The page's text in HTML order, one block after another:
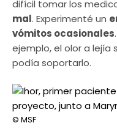
difícil tomar los
mal. Experimenté un
vómitos ocasionales
ejemplo, el olor a lejía
podía soportarlo.
© MSF